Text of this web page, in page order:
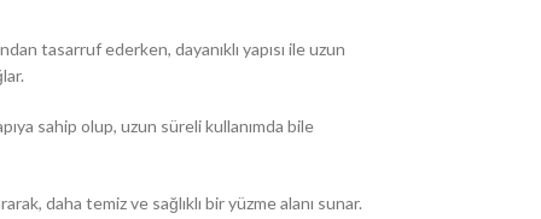
tasarruf ederken, dayanıklı yapısı ile uzun
sahip olup, uzun süreli kullanımda bile
daha temiz ve sağlıklı bir yüzme alanı sunar.